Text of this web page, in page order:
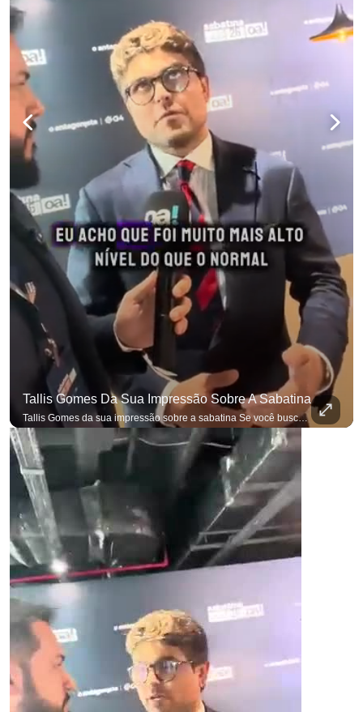
Tallis Gomes Da Sua Impressão Sobre A Sabatina
Tallis Gomes da sua impressão sobre a sabatina Se você busca informação com credibilidade, inscreva-se agora e ative o